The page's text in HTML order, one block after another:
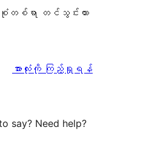
စ်ရာ တင်သွင်းထား
သုံးသပ်
အားလုံးကို ကြည့်ရှုရန်
say? Need help?